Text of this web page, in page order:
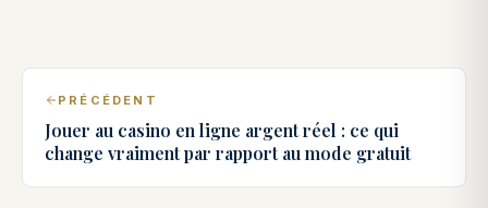
PRÉCÉDENT
Jouer au casino en ligne argent réel : ce qui
change vraiment par rapport au mode gratuit